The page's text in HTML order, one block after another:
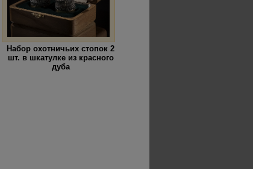
Набор охотничьих стопок 2
шт. в шкатулке из красного
дуба